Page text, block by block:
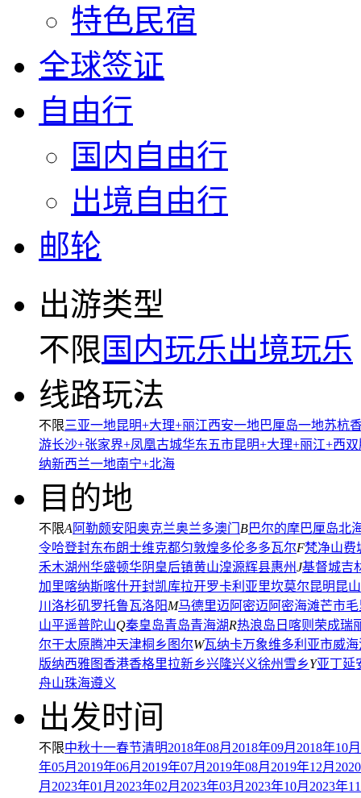
特色民宿
全球签证
自由行
国内自由行
出境自由行
邮轮
出游类型
不限国内玩乐出境玩乐
线路玩法
不限三亚一地昆明+大理+丽江西安一地巴厘岛一地苏杭
游长沙+张家界+凤凰古城华东五市昆明+大理+丽江+西
纳新西兰一地南宁+北海
目的地
不限A 阿勒颇安阳奥克兰奥兰多澳门 B巴尔的摩巴厘岛北
令哈登封东布朗士维克都匀敦煌多伦多多瓦尔F梵净山费
禾木湖州华盛顿华阴 皇后镇黄山湟源辉县惠州J基督城吉
加里喀纳斯喀什开封凯库拉开罗卡利亚里坎莫尔昆明 昆山
川 洛杉矶罗托鲁瓦洛阳M马德里迈阿密迈阿密海滩芒市
山平遥普陀山Q秦皇岛青岛青海湖R热浪岛 日喀则 荣成瑞
尔干太原腾冲天津桐乡 图尔W瓦纳卡万象维多利亚市威海
版纳西雅图 香港香格里拉新乡兴隆兴义徐州 雪乡Y亚丁延
舟山珠海遵义
出发时间
不限中秋十一春节清明2018年08月 2018年09月 2018年10月
年05月 2019年06月 2019年07月 2019年08月 2019年12月
月 2023年01月 2023年02月 2023年03月 2023年10月 2023年